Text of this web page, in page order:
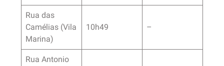
Rua das
Camélias (Vila
Marina)
10h49 –
Rua Antonio